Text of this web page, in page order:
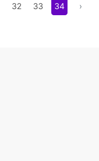
32 33 34 ›